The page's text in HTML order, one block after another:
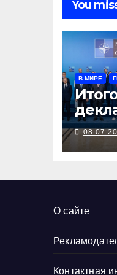
You
В МИРЕ
О сайте
Контактная